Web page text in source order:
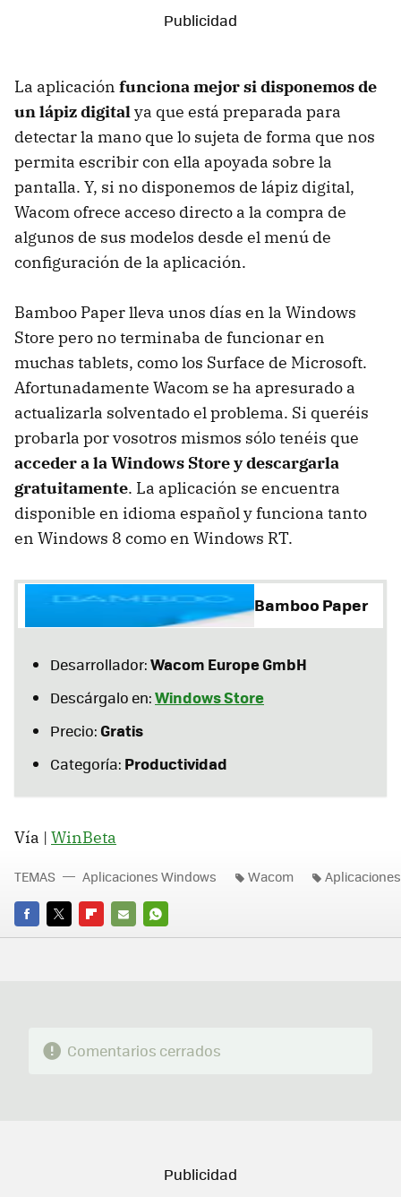
La aplicación funciona mejor si disponemos de
un lápiz digitalya que está preparada para
detectar la mano que lo sujeta de forma que nos
permita escribir con ella apoyada sobre la
pantalla. Y, si no disponemos de lápiz digital,
Wacom ofrece acceso directo a la compra de
algunos de sus modelos desde el menú de
configuración de la aplicación.
Bamboo Paper lleva unos días en la Windows
Store pero no terminaba de funcionar en
muchas tablets, como los Surface de Microsoft.
Afortunadamente Wacom se ha apresurado a
actualizarla solventado el problema. Si queréis
probarla por vosotros mismos sólo tenéis que
acceder a la Windows Store y descargarla
gratuitamente. La aplicación se encuentra
disponible en idioma español y funciona tanto
en Windows 8 como en Windows RT.
Bamboo Paper
Desarrollador:Wacom Europe GmbH
Descárgalo en:Windows Store
Precio:Gratis
Categoría: Productividad
Vía | WinBeta
FACEBOOK
TWITTERFLIPBOARD
E-
WHATSAPP
TEMAS Aplicaciones Windows Wacom
Comentarios cerrados